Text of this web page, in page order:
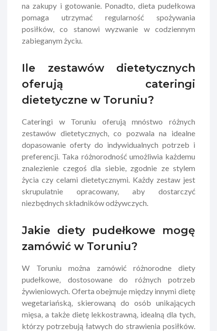
na zakupy i gotowanie. Ponadto, dieta pudełkowa
pomaga utrzymać regularność spożywania
posiłków, co stanowi wyzwanie w codziennym
zabieganym życiu.
Ile zestawów dietetycznych
oferują cateringi
dietetyczne w Toruniu?
Cateringi w Toruniu oferują mnóstwo różnych
zestawów dietetycznych, co pozwala na idealne
dopasowanie oferty do indywidualnych potrzeb i
preferencji. Taka różnorodność umożliwia każdemu
znalezienie czegoś dla siebie, zgodnie ze stylem
życia czy celami dietetycznymi. Każdy zestaw jest
skrupulatnie opracowany, aby dostarczyć
niezbędnych składników odżywczych.
Jakie diety pudełkowe mogę
zamówić w Toruniu?
W Toruniu można zamówić różnorodne diety
pudełkowe, dostosowane do różnych potrzeb
żywieniowych. Oferta obejmuje między innymi dietę
wegetariańską, skierowaną do osób unikających
mięsa, a także dietę lekkostrawną, idealną dla tych,
którzy potrzebują łatwych do strawienia posiłków.